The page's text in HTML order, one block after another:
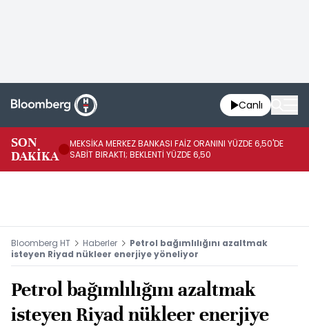
Canlı
SON
DAKİKA
MEKSİKA MERKEZ BANKASI FAİZ ORANINI YÜZDE 6,50'DE
SABİT BIRAKTI; BEKLENTİ YÜZDE 6,50
Bloomberg HT Haberler
Petrol bağımlılığını azaltmak
isteyen Riyad nükleer enerjiye yöneliyor
Petrol bağımlılığını azaltmak
isteyen Riyad nükleer enerjiye